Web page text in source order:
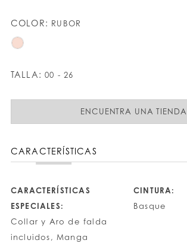
COLOR: RUBOR
TALLA: 00 - 26
ENCUENTRA UNA TIENDA
CARACTERÍSTICAS
CARACTERÍSTICAS
ESPECIALES:
Collar y Aro de falda
incluidos, Manga
CINTURA:
Basque